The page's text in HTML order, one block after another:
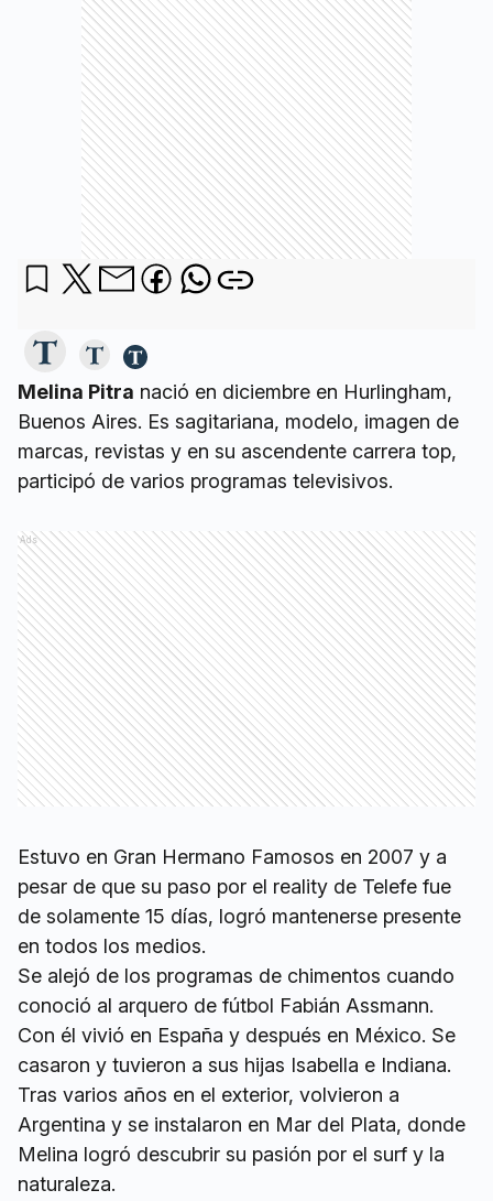
Melina Pitra nació en diciembre en Hurlingham,
Buenos Aires. Es sagitariana, modelo, imagen de
marcas, revistas y en su ascendente carrera top,
participó de varios programas televisivos.
Ads
Estuvo en Gran Hermano Famosos en 2007 y a
pesar de que su paso por el reality de Telefe fue
de solamente 15 días, logró mantenerse presente
en todos los medios.
Se alejó de los programas de chimentos cuando
conoció al arquero de fútbol Fabián Assmann.
Con él vivió en España y después en México. Se
casaron y tuvieron a sus hijas Isabella e Indiana.
Tras varios años en el exterior, volvieron a
Argentina y se instalaron en Mar del Plata, donde
Melina logró descubrir su pasión por el surf y la
naturaleza.